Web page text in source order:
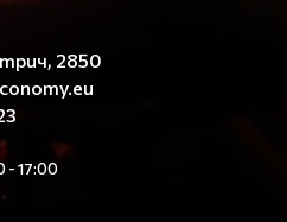
2850
- 17:00